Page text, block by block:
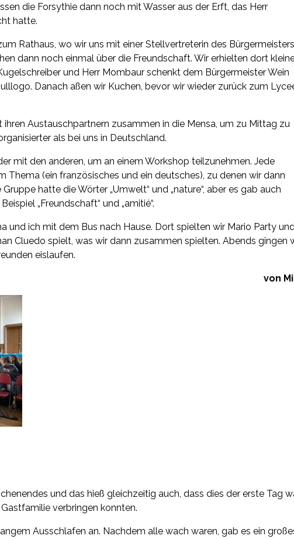
die Forsythie dann noch mit Wasser aus der Erft, das Herr
hatte.
Rathaus, wo wir uns mit einer Stellvertreterin des
dann noch einmal über die Freundschaft. Wir erhielten dort
und Herr Mombaur schenkt dem Bürgermeister Wein
Danach aßen wir Kuchen, bevor wir wieder zurück zum
Austauschpartnern zusammen in die Mensa, um zu Mittag zu
als bei uns in Deutschland.
mit den anderen, um an einem Workshop teilzunehmen. Jede
Thema (ein französisches und ein deutsches), zu denen wir dann
hatte die Wörter „Umwelt“ und „nature“, aber es gab auch
„Freundschaft“ und „amitié“.
und ich mit dem Bus nach Hause. Dort spielten wir Mario Party
Cluedo spielt, was wir dann zusammen spielten. Abends gingen
eislaufen.
von
und das hieß gleichzeitig auch, dass dies der erste Tag
verbringen konnten.
Ausschlafen an. Nachdem alle wach waren, gab es ein